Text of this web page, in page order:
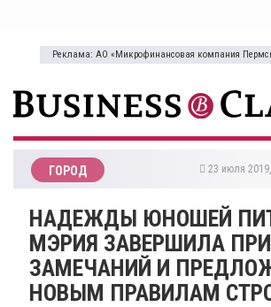
Реклама: АО «Микрофинансовая компания
ГОРОД 23 июля
НАДЕЖДЫ ЮНОШЕЙ
МЭРИЯ ЗАВЕРШИЛА
ЗАМЕЧАНИЙ И
НОВЫМ ПРАВИЛАМ